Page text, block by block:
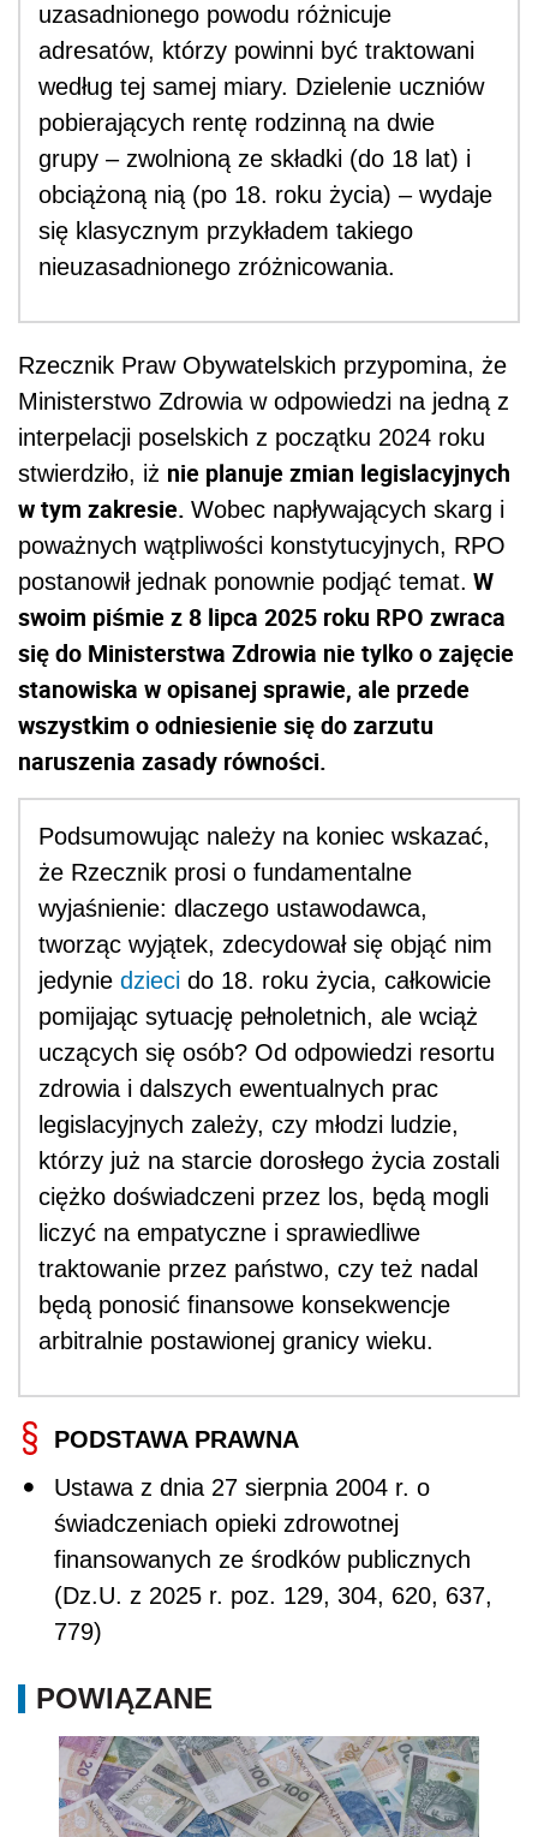
uzasadnionego powodu różnicuje
adresatów, którzy powinni być traktowani
według tej samej miary. Dzielenie uczniów
pobierających rentę rodzinną na dwie
grupy – zwolnioną ze składki (do 18 lat) i
obciążoną nią (po 18. roku życia) – wydaje
się klasycznym przykładem takiego
nieuzasadnionego zróżnicowania.
Rzecznik Praw Obywatelskich przypomina, że
Ministerstwo Zdrowia w odpowiedzi na jedną z
interpelacji poselskich z początku 2024 roku
stwierdziło, iż nie planuje zmian legislacyjnych
w tym zakresie. Wobec napływających skarg i
poważnych wątpliwości konstytucyjnych, RPO
postanowił jednak ponownie podjąć temat. W
swoim piśmie z 8 lipca 2025 roku RPO zwraca
się do Ministerstwa Zdrowia nie tylko o zajęcie
stanowiska w opisanej sprawie, ale przede
wszystkim o odniesienie się do zarzutu
naruszenia zasady równości.
Podsumowując należy na koniec wskazać,
że Rzecznik prosi o fundamentalne
wyjaśnienie: dlaczego ustawodawca,
tworząc wyjątek, zdecydował się objąć nim
jedynie dzieci do 18. roku życia, całkowicie
pomijając sytuację pełnoletnich, ale wciąż
uczących się osób? Od odpowiedzi resortu
zdrowia i dalszych ewentualnych prac
legislacyjnych zależy, czy młodzi ludzie,
którzy już na starcie dorosłego życia zostali
ciężko doświadczeni przez los, będą mogli
liczyć na empatyczne i sprawiedliwe
traktowanie przez państwo, czy też nadal
będą ponosić finansowe konsekwencje
arbitralnie postawionej granicy wieku.
PODSTAWA PRAWNA
Ustawa z dnia 27 sierpnia 2004 r. o
świadczeniach opieki zdrowotnej
finansowanych ze środków publicznych
(Dz.U. z 2025 r. poz. 129, 304, 620, 637,
779)
POWIĄZANE